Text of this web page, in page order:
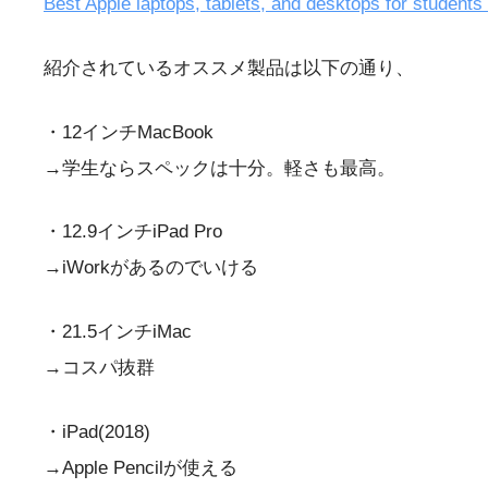
紹介されているオススメ製品は以下の通り、
・12インチMacBook
→学生ならスペックは十分。軽さも最高。
・12.9インチiPad Pro
→iWorkがあるのでいける
・21.5インチiMac
→コスパ抜群
・iPad(2018)
→Apple Pencilが使える